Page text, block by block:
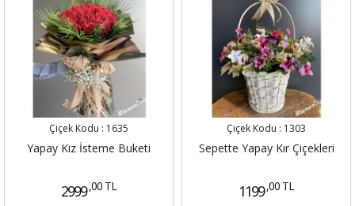
Çiçek Kodu : 1635
Yapay Kız İsteme Buketi
2999 ,00 TL
Çiçek Kodu : 1303
Sepette Yapay Kır Çiçekleri
1199 ,00 TL